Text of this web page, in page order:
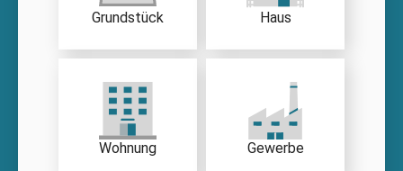
Grundstück Haus
Wohnung Gewerbe